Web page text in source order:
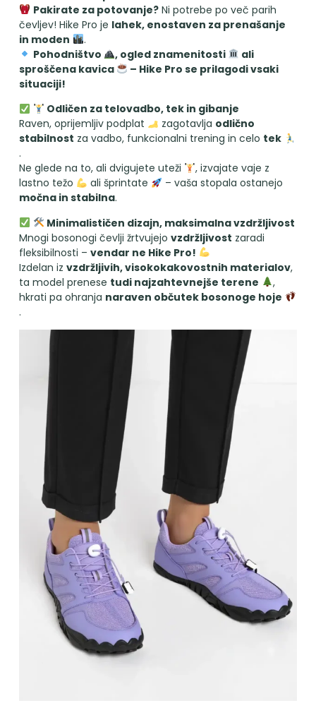
Pakirate za potovanje?Ni potrebe po več parih
čevljev! Hike Pro je lahek, enostaven za prenašanje
in moden
.
Pohodništvo
, ogled znamenitosti
ali
sproščena kavica
– Hike Pro se prilagodi vsaki
situaciji!
Odličen za telovadbo, tek in gibanje
Raven, oprijemljiv podplat
zagotavlja odlično
stabilnost za vadbo, funkcionalni trening in celo tek
.
Ne glede na to, ali dvigujete uteži
, izvajate vaje z
lastno težo
ali šprintate
– vaša stopala ostanejo
močna in stabilna.
Minimalističen dizajn, maksimalna vzdržljivost
Mnogi bosonogi čevlji žrtvujejo vzdržljivost zaradi
fleksibilnosti – vendar ne Hike Pro!
Izdelan iz vzdržljivih, visokokakovostnih materialov,
ta model prenese tudi najzahtevnejše terene
,
hkrati pa ohranja naraven občutek bosonoge hoje
.